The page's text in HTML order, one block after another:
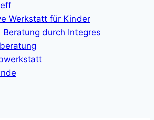
Werkstatt für Kinder
Beratung durch Integres